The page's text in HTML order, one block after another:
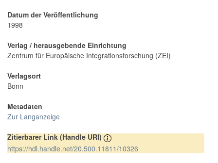
Datum der Veröffentlichung
1998
Verlag / herausgebende Einrichtung
Zentrum für Europäische Integrationsforschung (ZEI)
Verlagsort
Bonn
Metadaten
Zur Langanzeige
Zitierbarer Link (Handle URI)
https://hdl.handle.net/20.500.11811/10326